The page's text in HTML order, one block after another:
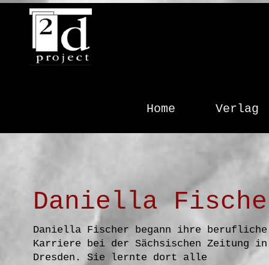
Home Verlag
Daniella Fischer begann ihre berufliche
Karriere bei der Sächsischen Zeitung in
Dresden. Sie lernte dort alle
Da​niella